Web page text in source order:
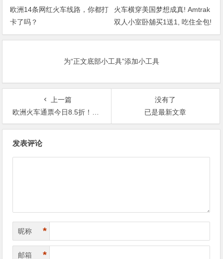
欧洲14条网红火车线路，你都打
卡了吗？
火车横穿美国梦想成真! Amtrak
双人小室卧舖买1送1, 吃住全包!
为“正文底部小工具”添加小工具
上一篇
欧洲火车通票今日8.5折！一张票游遍欧洲30个国家的40000多个目的地
没有了
已是最新文章
发表评论
昵称 *
邮箱 *